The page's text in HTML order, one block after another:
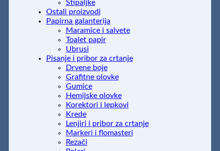
Štipaljke
Ostali proizvodi
Papirna galanterija
Maramice i salvete
Toalet papir
Ubrusi
Pisanje i pribor za crtanje
Drvene boje
Grafitne olovke
Gumice
Hemijske olovke
Korektori i lepkovi
Krede
Lenjiri i pribor za crtanje
Markeri i flomasteri
Rezači